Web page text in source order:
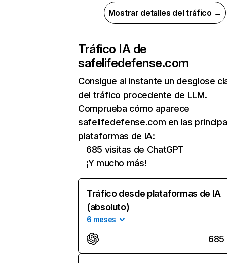
Mostrar detalles del tráfico →
Tráfico IA de
safelifedefense.com
Consigue al instante un desglose
del tráfico procedente de LLM.
Comprueba cómo aparece
safelifedefense.com en las
plataformas de IA:
685 visitas de ChatGPT
¡Y mucho más!
Tráfico desde plataformas de IA
(absoluto)
6 meses
685